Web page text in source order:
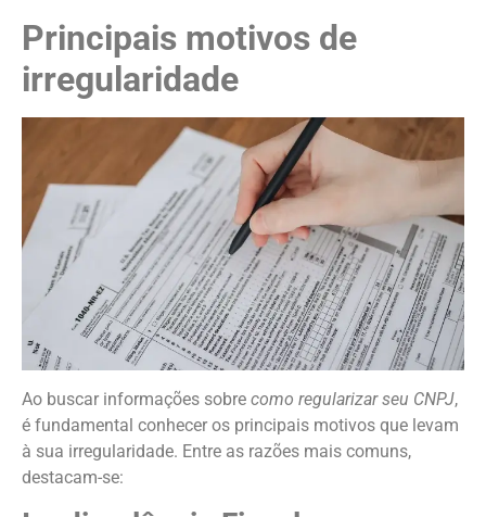
Principais motivos de
irregularidade
Ao buscar informações sobre como regularizar seu CNPJ,
é fundamental conhecer os principais motivos que levam
à sua irregularidade. Entre as razões mais comuns,
destacam-se: